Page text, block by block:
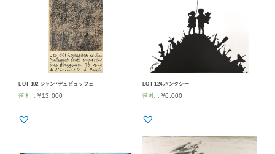
LOT 102 ジャン･デュビュッフェ
落札 ：¥13,000
LOT 124 バンクシー
落札 ： ¥6,000